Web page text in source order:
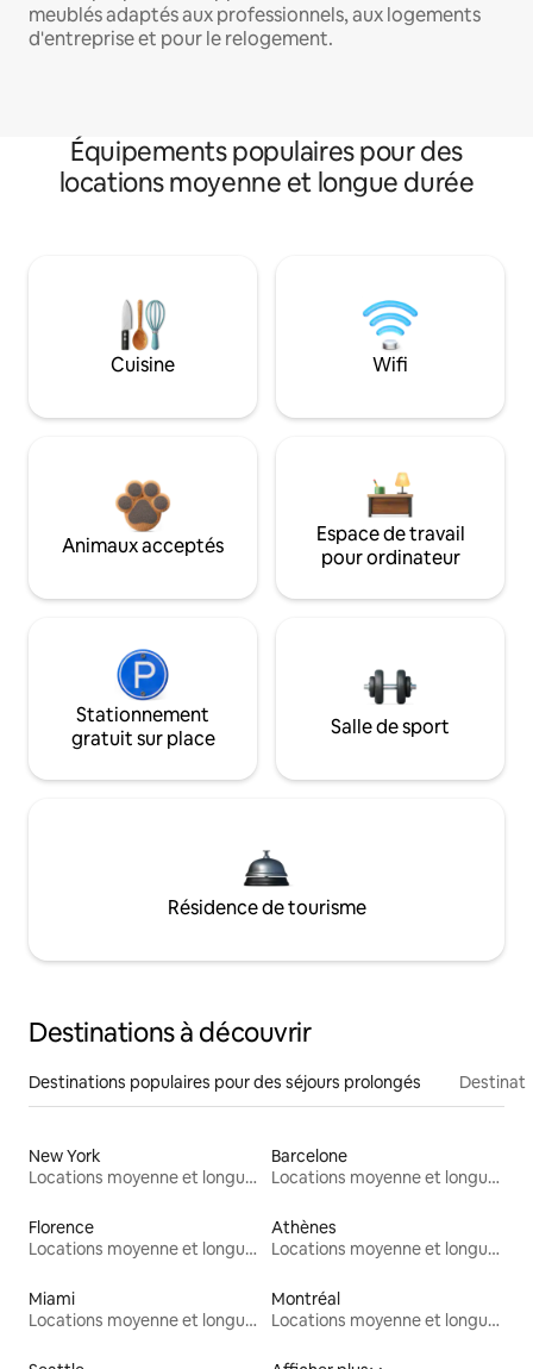
meublés adaptés aux professionnels, aux logements
d'entreprise et pour le relogement.
Équipements populaires pour des
locations moyenne et longue durée
Cuisine Wifi
Animaux acceptés
Espace de travail
pour ordinateur
Stationnement
gratuit sur place
Salle de sport
Résidence de tourisme
Destinations à découvrir
Destinations populaires pour des séjours prolongés
New York
Locations moyenne et longue durée
Barcelone
Locations moyenne et longue durée
Florence
Locations moyenne et longue durée
Athènes
Locations moyenne et longue durée
Miami
Locations moyenne et longue durée
Montréal
Locations moyenne et longue durée